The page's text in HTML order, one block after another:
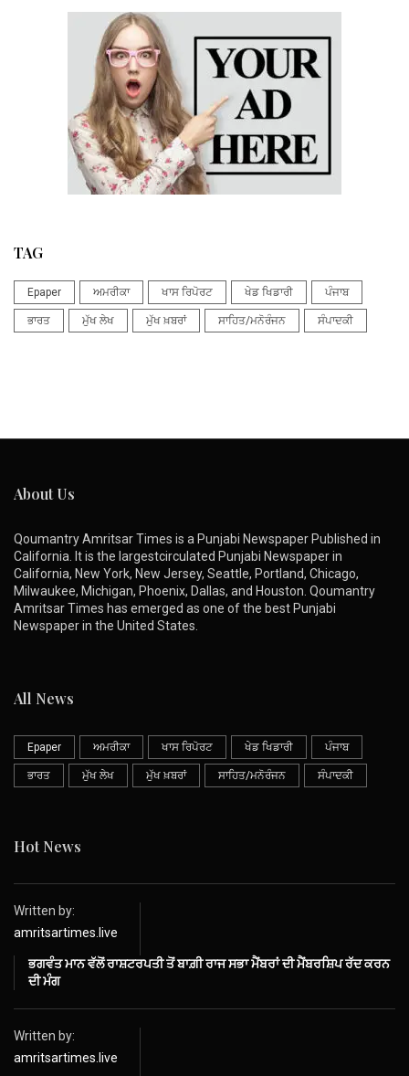
TAG
Epaper ਅਮਰੀਕਾ ਖਾਸ ਰਿਪੋਰਟ ਖੇਡ ਖਿਡਾਰੀ ਪੰਜਾਬ
ਭਾਰਤ ਮੁੱਖ ਲੇਖ ਮੁੱਖ ਖ਼ਬਰਾਂ ਸਾਹਿਤ/ਮਨੋਰੰਜਨ ਸੰਪਾਦਕੀ
About Us
Qoumantry Amritsar Times is a Punjabi Newspaper Published in
California. It is the largestcirculated Punjabi Newspaper in
California, New York, New Jersey, Seattle, Portland, Chicago,
Milwaukee, Michigan, Phoenix, Dallas, and Houston. Qoumantry
Amritsar Times has emerged as one of the best Punjabi
Newspaper in the United States.
All News
Epaper ਅਮਰੀਕਾ ਖਾਸ ਰਿਪੋਰਟ ਖੇਡ ਖਿਡਾਰੀ ਪੰਜਾਬ
ਭਾਰਤ ਮੁੱਖ ਲੇਖ ਮੁੱਖ ਖ਼ਬਰਾਂ ਸਾਹਿਤ/ਮਨੋਰੰਜਨ ਸੰਪਾਦਕੀ
Hot News
Written by:
amritsartimes.live
ਭਗਵੰਤ ਮਾਨ ਵੱਲੋਂ ਰਾਸ਼ਟਰਪਤੀ ਤੋਂ ਬਾਗ਼ੀ ਰਾਜ ਸਭਾ ਮੈਂਬਰਾਂ ਦੀ ਮੈਂਬਰਸ਼ਿਪ ਰੱਦ ਕਰਨ
ਦੀ ਮੰਗ
Written by:
amritsartimes.live